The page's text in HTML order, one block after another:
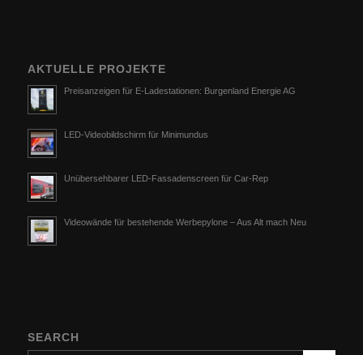
AKTUELLE PROJEKTE
Preisanzeigen für E-Ladestationen: Burgenland Energie AG
LED-Videobildschirm für Minimundus
Unübersehbarer LED-Fassadenscreen für Car-Rep
Videowände für bestehende Werbepylone – Aus Alt mach Neu
SEARCH